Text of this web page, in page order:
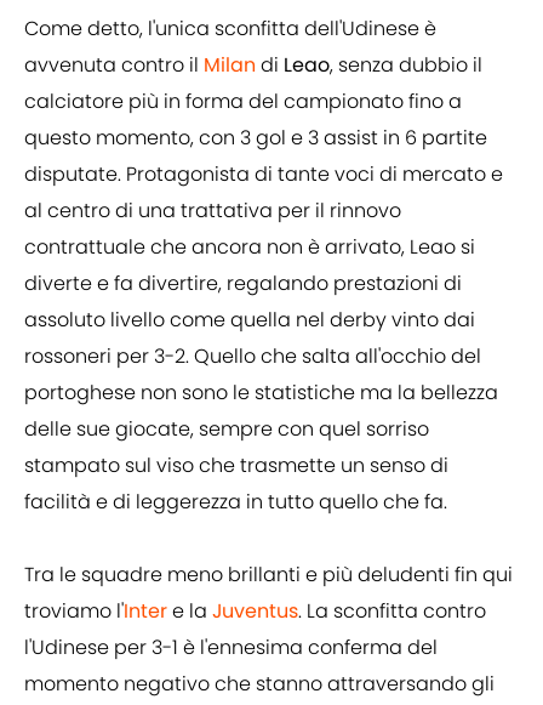
Come detto, l'unica sconfitta dell'Udinese è
avvenuta contro il Milan di Leao, senza dubbio il
calciatore più in forma del campionato fino a
questo momento, con 3 gol e 3 assist in 6 partite
disputate. Protagonista di tante voci di mercato e
al centro di una trattativa per il rinnovo
contrattuale che ancora non è arrivato, Leao si
diverte e fa divertire, regalando prestazioni di
assoluto livello come quella nel derby vinto dai
rossoneri per 3-2. Quello che salta all'occhio del
portoghese non sono le statistiche ma la bellezza
delle sue giocate, sempre con quel sorriso
stampato sul viso che trasmette un senso di
facilità e di leggerezza in tutto quello che fa.
Tra le squadre meno brillanti e più deludenti fin qui
troviamo l'Intere la Juventus. La sconfitta contro
l'Udinese per 3-1 è l'ennesima conferma del
momento negativo che stanno attraversando gli